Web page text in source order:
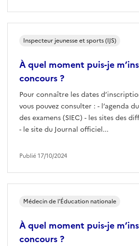
À quel moment puis-je
concours ?
Pour connaître les dates
vous pouvez consulter : - l’agenda
des examens (SIEC) - les sites des
- le site du Journal officiel...
Inspecteur jeunesse et sports (IJS)
Publié 17/10/2024
À quel moment puis-je
concours ?
Médecin de l'Éducation nationale